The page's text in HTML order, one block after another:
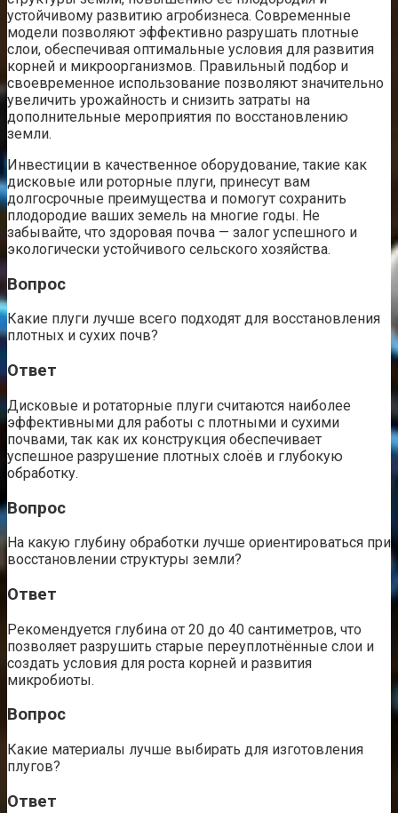
устойчивому развитию агробизнеса. Современные
модели позволяют эффективно разрушать плотные
слои, обеспечивая оптимальные условия для развития
корней и микроорганизмов. Правильный подбор и
своевременное использование позволяют значительно
увеличить урожайность и снизить затраты на
дополнительные мероприятия по восстановлению
земли.
Инвестиции в качественное оборудование, такие как
дисковые или роторные плуги, принесут вам
долгосрочные преимущества и помогут сохранить
плодородие ваших земель на многие годы. Не
забывайте, что здоровая почва — залог успешного и
экологически устойчивого сельского хозяйства.
Вопрос
Какие плуги лучше всего подходят для восстановления
плотных и сухих почв?
Ответ
Дисковые и ротаторные плуги считаются наиболее
эффективными для работы с плотными и сухими
почвами, так как их конструкция обеспечивает
успешное разрушение плотных слоёв и глубокую
обработку.
Вопрос
На какую глубину обработки лучше ориентироваться при
восстановлении структуры земли?
Ответ
Рекомендуется глубина от 20 до 40 сантиметров, что
позволяет разрушить старые переуплотнённые слои и
создать условия для роста корней и развития
микробиоты.
Вопрос
Какие материалы лучше выбирать для изготовления
плугов?
Ответ